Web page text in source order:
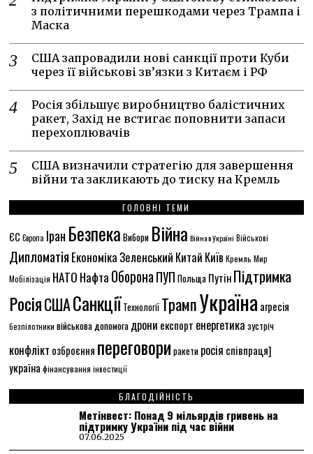
з політичними перешкодами через Трампа і
Маска
США запровадили нові санкції проти Куби
через її військові зв’язки з Китаєм і РФ
Росія збільшує виробництво балістичних
ракет, Захід не встигає поповнити запаси
перехоплювачів
США визначили стратегію для завершення
війни та закликають до тиску на Кремль
ГОЛОВНІ ТЕМИ
ЄС Європа Іран Безпека Вибори Війна Війна в Україні Військові
Дипломатія ЕкономікаЗеленський Китай Київ Кремль Мир
Мобілізація НАТО Нафта ОборонаПУП Польща ПутінПідтримка
РосіяСШАСанкціїТехнологіїТрампУкраїна агресія
безпілотники військова допомога дрони експорт енергетика зустріч
конфлікт озброєння переговори ракети росія співпраця]
україна фінансування інвестиції
БЛАГОДІЙНІСТЬ
Метінвест: Понад 9 мільярдів гривень на
підтримку України під час війни
07.06.2025